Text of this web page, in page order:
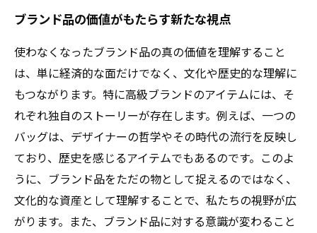
ブランド品の価値がもたらす新たな視点
使わなくなったブランド品の真の価値を理解すること
は、単に経済的な面だけでなく、文化や歴史的な理解に
もつながります。特に高級ブランドのアイテムには、そ
れぞれ独自のストーリーが存在します。例えば、一つの
バッグは、デザイナーの哲学やその時代の流行を反映し
ており、歴史を感じるアイテムでもあるのです。このよ
うに、ブランド品をただの物として捉えるのではなく、
文化的な資産として理解することで、私たちの視野が広
がります。また、ブランド品に対する意識が変わること